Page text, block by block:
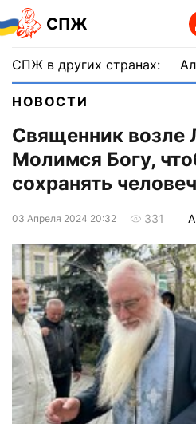
СПЖ
СПЖ в других странах:
НОВОСТИ
Священник возле
Молимся Богу,
сохранять
03 Апреля 2024 20:32 331